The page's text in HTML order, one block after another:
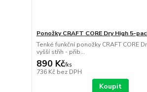
Ponožky CRAFT CORE Dry High 5-
Tenké funkční ponožky CRAFT CORE
vyšší střih - přib...
890 Kč/ks
736 Kč bez DPH
Koupit